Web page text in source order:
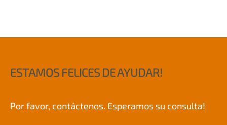
ESTAMOS FELICES DE AYUDAR!
Por favor, contáctenos. Esperamos su consulta!